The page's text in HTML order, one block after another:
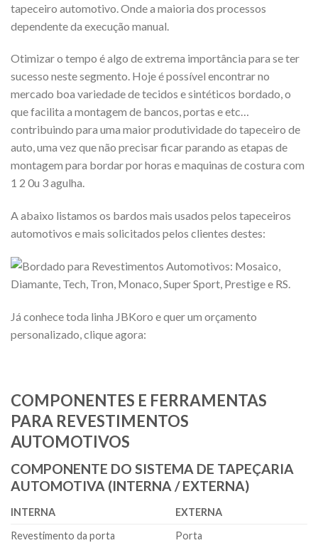
tapeceiro automotivo. Onde a maioria dos processos
dependente da execução manual.
Otimizar o tempo é algo de extrema importância para se ter
sucesso neste segmento. Hoje é possível encontrar no
mercado boa variedade de tecidos e sintéticos bordado, o
que facilita a montagem de bancos, portas e etc…
contribuindo para uma maior produtividade do tapeceiro de
auto, uma vez que não precisar ficar parando as etapas de
montagem para bordar por horas e maquinas de costura com
1 2 0u 3 agulha.
A abaixo listamos os bardos mais usados pelos tapeceiros
automotivos e mais solicitados pelos clientes destes:
Já conhece toda linha JBKoro e quer um orçamento
personalizado, clique agora:
COMPONENTES E FERRAMENTAS
PARA REVESTIMENTOS
AUTOMOTIVOS
COMPONENTE DO SISTEMA DE TAPEÇARIA
AUTOMOTIVA (INTERNA / EXTERNA)
INTERNA
EXTERNA
Revestimento da porta
Porta